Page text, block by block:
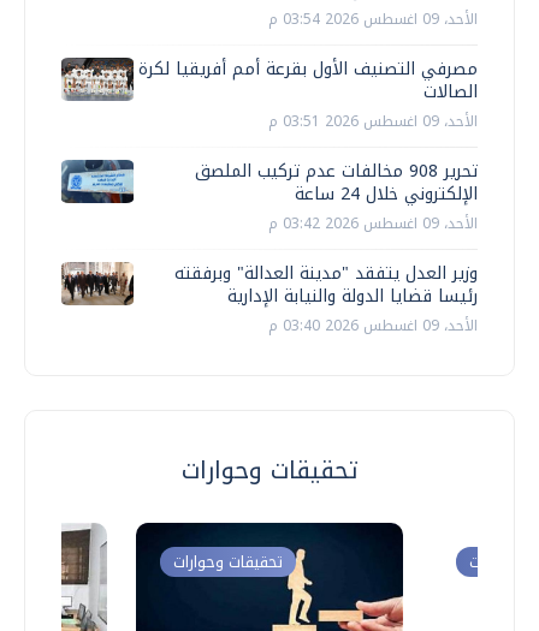
الأحد، 09 اغسطس 2026 03:54 م
مصرفي التصنيف الأول بقرعة أمم أفريقيا لكرة
الصالات
الأحد، 09 اغسطس 2026 03:51 م
تحرير 908 مخالفات عدم تركيب الملصق
الإلكتروني خلال 24 ساعة
الأحد، 09 اغسطس 2026 03:42 م
وزير العدل يتفقد "مدينة العدالة" وبرفقته
رئيسا قضايا الدولة والنيابة الإدارية
الأحد، 09 اغسطس 2026 03:40 م
تحقيقات وحوارات
تحقيقات وحوارات وحوارات